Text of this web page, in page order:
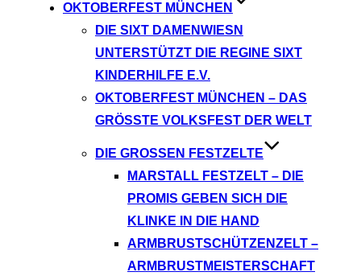
OKTOBERFEST MÜNCHEN
DIE SIXT DAMENWIESN
UNTERSTÜTZT DIE REGINE SIXT
KINDERHILFE E.V.
OKTOBERFEST MÜNCHEN – DAS
GRÖSSTE VOLKSFEST DER WELT
DIE GROSSEN FESTZELTE
MARSTALL FESTZELT – DIE
PROMIS GEBEN SICH DIE
KLINKE IN DIE HAND
ARMBRUSTSCHÜTZENZELT –
ARMBRUSTMEISTERSCHAFT